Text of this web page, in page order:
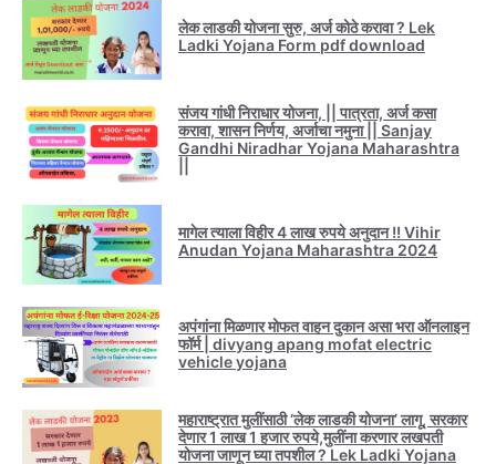
लेक लाडकी योजना सुरु, अर्ज कोठे करावा ? Lek
Ladki Yojana Form pdf download
संजय गांधी निराधार योजना, || पात्रता, अर्ज कसा
करावा, शासन निर्णय, अर्जाचा नमुना || Sanjay
Gandhi Niradhar Yojana Maharashtra
मागेल त्याला विहीर 4 लाख रुपये अनुदान !! Vihir
Anudan Yojana Maharashtra 2024
अपंगांना मिळणार मोफत वाहन दुकान असा भरा ऑनलाइन
फॉर्म | divyang apang mofat electric
vehicle yojana
महाराष्ट्रात मुलींसाठी ‘लेक लाडकी योजना’ लागू, सरकार
देणार 1 लाख 1 हजार रुपये,मुलींना करणार लखपती
योजना जाणून घ्या तपशील ? Lek Ladki Yojana